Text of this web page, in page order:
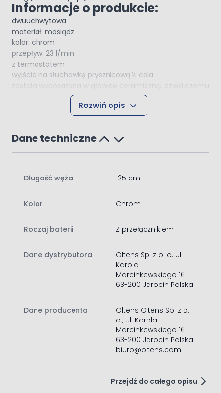
Informacje o produkcie:
dwuuchwytowa
materiał: mosiądz
kolor: chrom
przepływ: 23 l/min
z termostatem
wyjście na słuchawkę prysznicową ½ cala
została wyposażona w głowicę ceramiczną, dzięki czemu
przez cały okres eksploatacji jej obsługa będzie
Oltens Katla bateria
wannowo‑prysznicowa
termostatyczna podtynkowa
chrom 34600100
i nowoczesnym stylu, która idealnie sprawdzi się
Została wyposażona w głowicę ceramiczną, dzięki której
Jej błysk będzie cieszył przez lata!
chrom 39100100
Oltens Sondera deszczownica
30 cm okrągła chrom 37002100
z ogranicznikiem przepływu wody 22 l/min
Rozwiń opis
Dane techniczne
Długość węża 125 cm
Kolor Chrom
Rodzaj baterii Z przełącznikiem
Dane dystrybutora
Oltens Sp. z o. o. ul.
Karola
Marcinkowskiego 16
63-200 Jarocin Polska
Dane producenta
Oltens Oltens Sp. z o.
o., ul. Karola
Marcinkowskiego 16
63-200 Jarocin Polska
biuro@oltens.com
Przejdź do całego opisu